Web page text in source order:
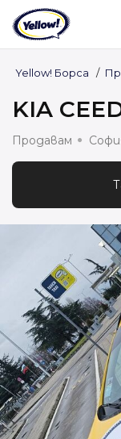
Yellow! Борса /
KIA
Продавам